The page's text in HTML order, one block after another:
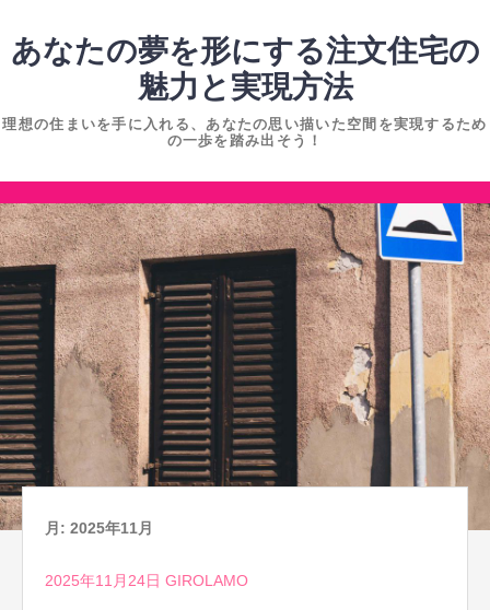
ン
ツ
キ
ッ
あなたの夢を形にする注文住宅の
魅力と実現方法
理想の住まいを手に入れる、あなたの思い描いた空間を実現するため
の一歩を踏み出そう！
コ
ン
テ
ン
ツ
へ
ス
キ
ッ
プ
月: 2025年11月
2025年11月24日 GIROLAMO